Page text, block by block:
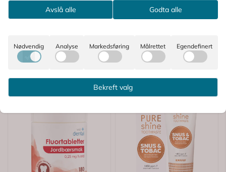
Avslå alle Godta alle
Nødvendig Analyse Markedsføring Målrettet Egendefinert
Bekreft valg